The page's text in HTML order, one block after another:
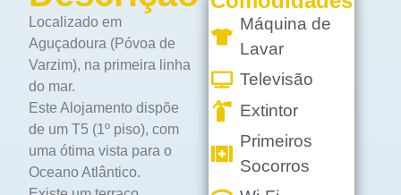
Localizado em
Aguçadoura (Póvoa de
Varzim), na primeira linha
do mar.
Este Alojamento dispõe
de um T5 (1º piso), com
uma ótima vista para o
Oceano Atlântico.
Máquina de
Lavar
Televisão
Extintor
Primeiros
Socorros